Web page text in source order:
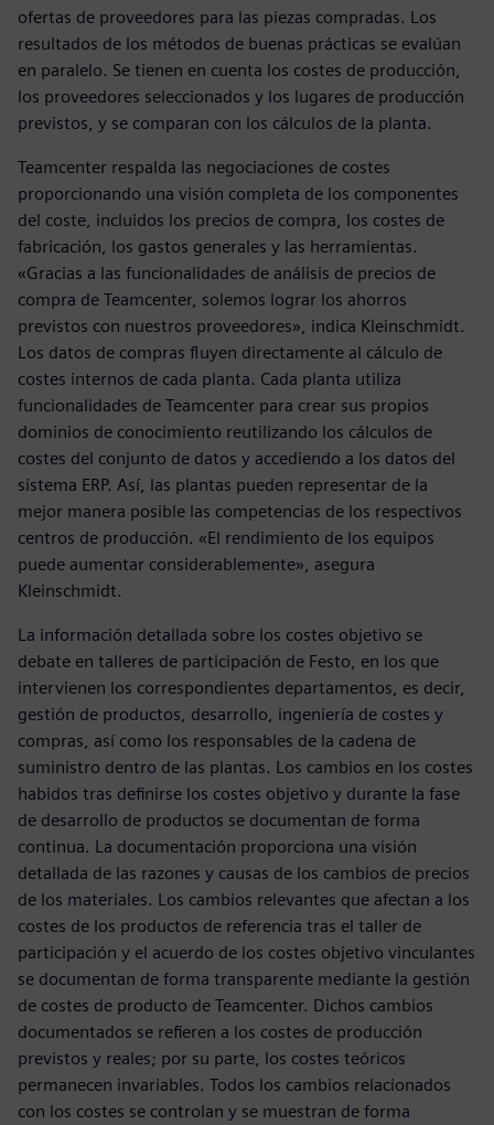
ofertas de proveedores para las piezas compradas. Los
resultados de los métodos de buenas prácticas se evalúan
en paralelo. Se tienen en cuenta los costes de producción,
los proveedores seleccionados y los lugares de producción
previstos, y se comparan con los cálculos de la planta.
Teamcenter respalda las negociaciones de costes
proporcionando una visión completa de los componentes
del coste, incluidos los precios de compra, los costes de
fabricación, los gastos generales y las herramientas.
«Gracias a las funcionalidades de análisis de precios de
compra de Teamcenter, solemos lograr los ahorros
previstos con nuestros proveedores», indica Kleinschmidt.
Los datos de compras fluyen directamente al cálculo de
costes internos de cada planta. Cada planta utiliza
funcionalidades de Teamcenter para crear sus propios
dominios de conocimiento reutilizando los cálculos de
costes del conjunto de datos y accediendo a los datos del
sistema ERP. Así, las plantas pueden representar de la
mejor manera posible las competencias de los respectivos
centros de producción. «El rendimiento de los equipos
puede aumentar considerablemente», asegura
Kleinschmidt.
La información detallada sobre los costes objetivo se
debate en talleres de participación de Festo, en los que
intervienen los correspondientes departamentos, es decir,
gestión de productos, desarrollo, ingeniería de costes y
compras, así como los responsables de la cadena de
suministro dentro de las plantas. Los cambios en los costes
habidos tras definirse los costes objetivo y durante la fase
de desarrollo de productos se documentan de forma
continua. La documentación proporciona una visión
detallada de las razones y causas de los cambios de precios
de los materiales. Los cambios relevantes que afectan a los
costes de los productos de referencia tras el taller de
participación y el acuerdo de los costes objetivo vinculantes
se documentan de forma transparente mediante la gestión
de costes de producto de Teamcenter. Dichos cambios
documentados se refieren a los costes de producción
previstos y reales; por su parte, los costes teóricos
permanecen invariables. Todos los cambios relacionados
con los costes se controlan y se muestran de forma